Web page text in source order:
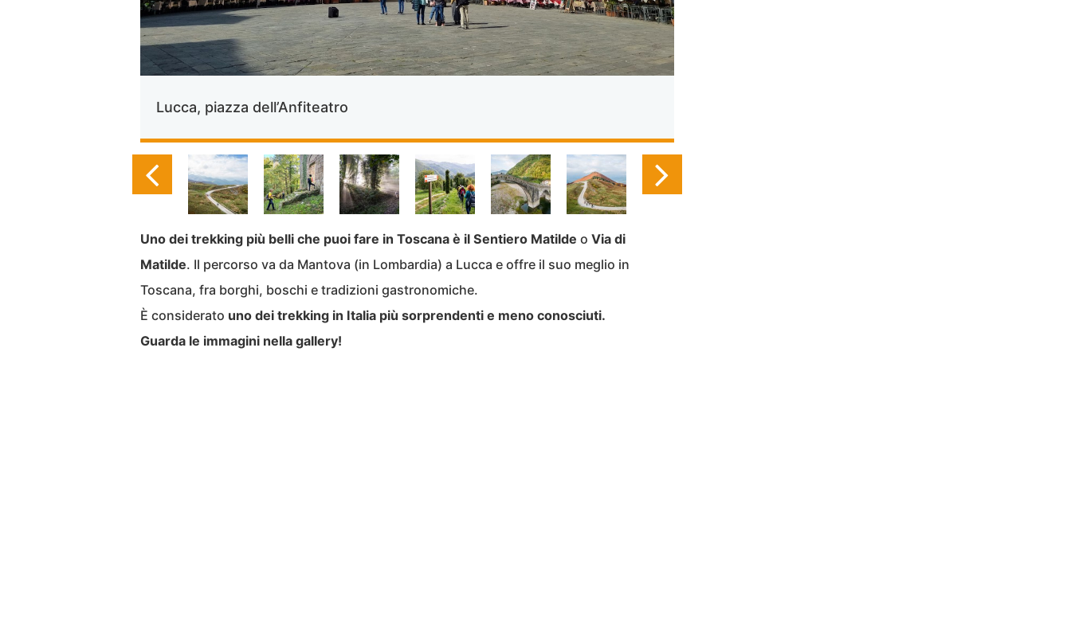
Lucca, piazza dell’Anfiteatro
Uno dei trekking più belli che puoi fare in Toscana è il Sentiero Matilde o Via di
Matilde. Il percorso va da Mantova (in Lombardia) a Lucca e offre il suo meglio in
Toscana, fra borghi, boschi e tradizioni gastronomiche.
È considerato uno dei trekking in Italia più sorprendenti e meno conosciuti.
Guarda le immagini nella gallery!